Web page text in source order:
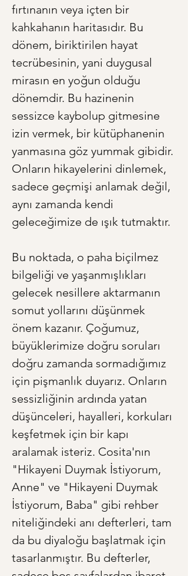
fırtınanın veya içten bir
kahkahanın haritasıdır. Bu
dönem, biriktirilen hayat
tecrübesinin, yani duygusal
mirasın en yoğun olduğu
dönemdir. Bu hazinenin
sessizce kaybolup gitmesine
izin vermek, bir kütüphanenin
yanmasına göz yummak gibidir.
Onların hikayelerini dinlemek,
sadece geçmişi anlamak değil,
aynı zamanda kendi
geleceğimize de ışık tutmaktır.
Bu noktada, o paha biçilmez
bilgeliği ve yaşanmışlıkları
gelecek nesillere aktarmanın
somut yollarını düşünmek
önem kazanır. Çoğumuz,
büyüklerimize doğru soruları
doğru zamanda sormadığımız
için pişmanlık duyarız. Onların
sessizliğinin ardında yatan
düşünceleri, hayalleri, korkuları
keşfetmek için bir kapı
aralamak isteriz. Cosita'nın
"Hikayeni Duymak İstiyorum,
Anne" ve "Hikayeni Duymak
İstiyorum, Baba" gibi rehber
niteliğindeki anı defterleri, tam
da bu diyaloğu başlatmak için
tasarlanmıştır. Bu defterler,